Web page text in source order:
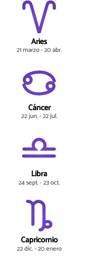
Aries
21 marzo - 20 abr.
Cáncer
22 jun. - 22 jul.
Libra
24 sept. - 23 oct.
Capricornio
22 dic. - 20 enero